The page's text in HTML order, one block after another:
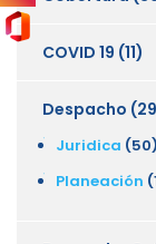
COVID 19 (11)
Despacho
Juridica (50)
Planeación